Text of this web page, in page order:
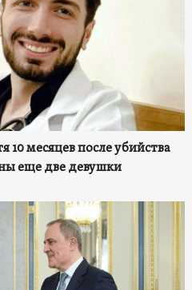
10 месяцев после убийства
еще две девушки